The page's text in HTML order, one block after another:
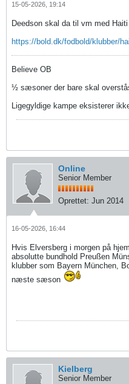
15-05-2026, 19:14
Deedson skal da til vm med Haiti
https://bold.dk/fodbold/klubber/
Believe OB
½ sæsoner der bare skal
Ligegyldige kampe eksisterer
Online
Senior Member
Oprettet: Jun 2014
16-05-2026, 16:44
Hvis Elversberg i morgen på
absolutte bundhold Preußen
klubber som Bayern München,
næste sæson
Kielberg
Senior Member